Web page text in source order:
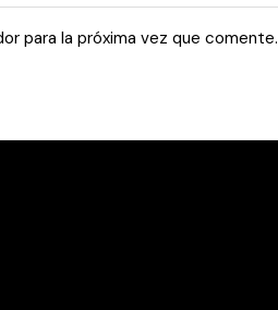
para la próxima vez que comente.